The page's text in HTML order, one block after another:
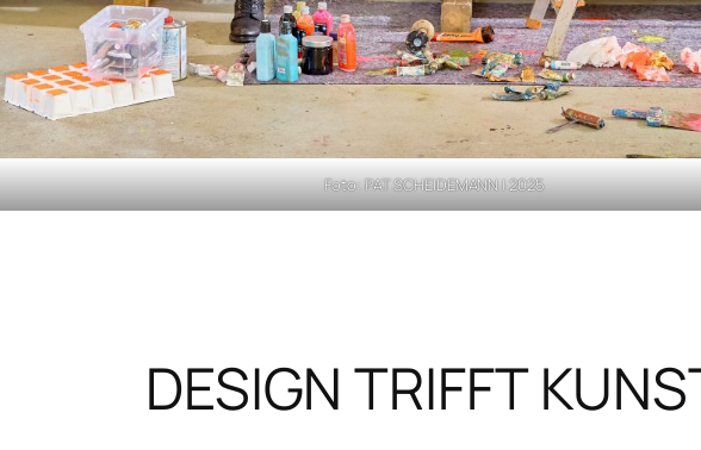
Foto: PAT SCHEIDEMANN | 2025
DESIGN TRIFFT